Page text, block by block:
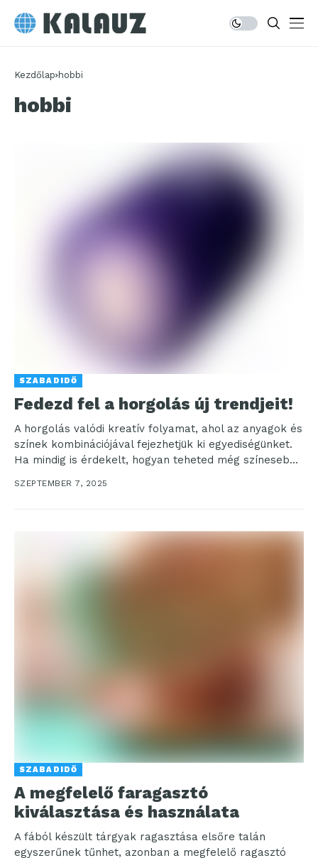
Kezdőlap hobbi
hobbi
SZABADIDŐ
Fedezd fel a horgolás új trendjeit!
A horgolás valódi kreatív folyamat, ahol az anyagok és
színek kombinációjával fejezhetjük ki egyediségünket.
Ha mindig is érdekelt, hogyan teheted még színesebbé
SZEPTEMBER 7, 2025
SZABADIDŐ
A megfelelő faragasztó
kiválasztása és használata
A fából készült tárgyak ragasztása elsőre talán
egyszerűnek tűnhet, azonban a megfelelő ragasztó